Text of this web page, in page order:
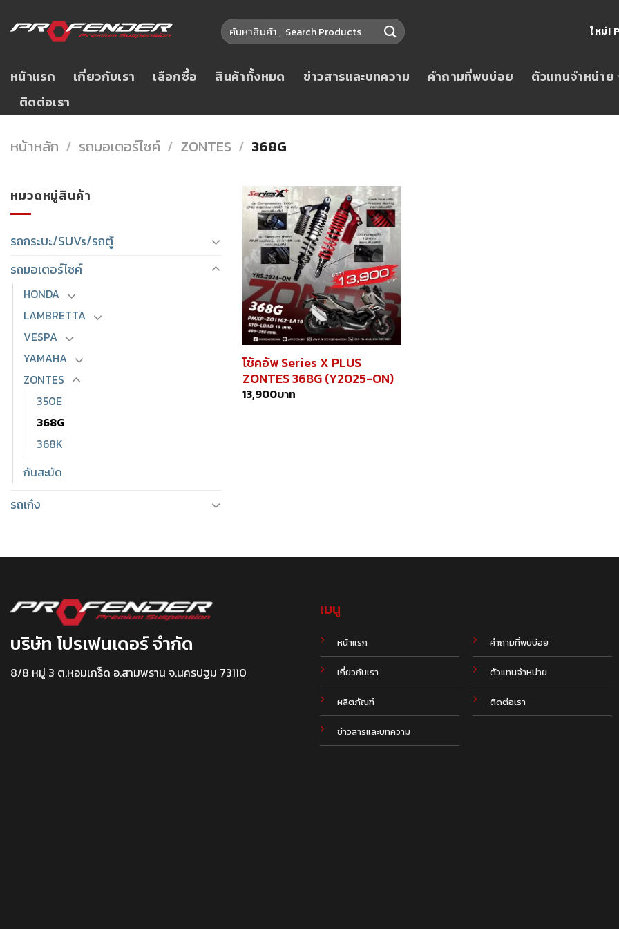
to
ค้นหา: ใหม่!
หน้าแรก เกี่ยวกับเรา เลือกซื้อ สินค้าทั้งหมด ข่าวสารและบทความ คำถามที่พบบ่อย
ตัวแทนจำหน่าย
ติดต่อเรา
หน้าหลัก / รถมอเตอร์ไซค์ / ZONTES / 368G
หมวดหมู่สินค้า
รถกระบะ/SUVs/รถตู้
รถมอเตอร์ไซค์
HONDA
LAMBRETTA
VESPA
YAMAHA
ZONTES
350E
368G
368K
กันสะบัด
รถเก๋ง
โช้คอัพ Series X PLUS
ZONTES 368G (Y2025-ON)
13,900บาท
บริษัท โปรเฟนเดอร์ จำกัด
8/8 หมู่ 3 ต.หอมเกร็ด อ.สามพราน จ.นครปฐม 73110
เมนู
หน้าแรก
เกี่ยวกับเรา
ผลิตภัณฑ์
ข่าวสารและบทความ
คำถามที่พบบ่อย
ตัวแทนจำหน่าย
ติดต่อเรา